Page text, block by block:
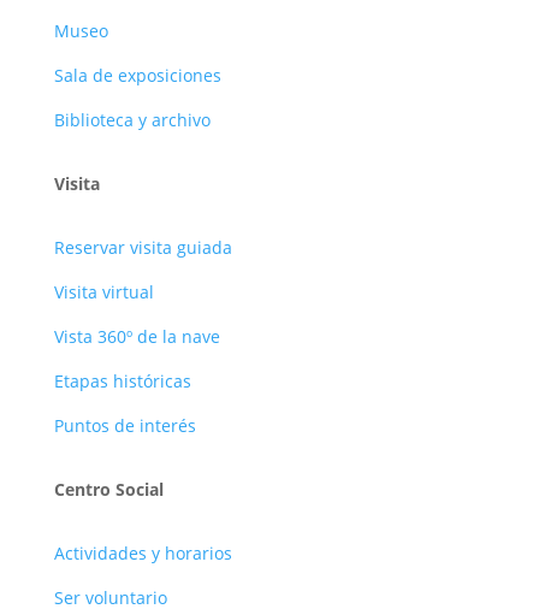
Museo
Sala de exposiciones
Biblioteca y archivo
Visita
Reservar visita guiada
Visita virtual
Vista 360º de la nave
Etapas históricas
Puntos de interés
Centro Social
Actividades y horarios
Ser voluntario